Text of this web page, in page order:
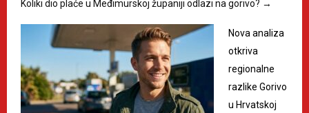
Koliki dio plaće u Međimurskoj županiji odlazi na gorivo? →
Nova analiza
otkriva
regionalne
razlike Gorivo
u Hrvatskoj